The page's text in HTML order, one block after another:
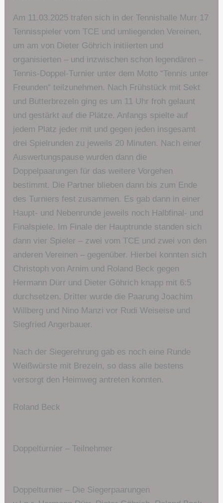
Am 11.03.2025 trafen sich in der Tennishalle Murr 17
Tennisspieler vom TCE und umliegenden Vereinen,
um am von Dieter Göhrich initiierten und
organisierten – und inzwischen schon legendären –
Tennis-Doppel-Turnier unter dem Motto “Tennis unter
Freunden“ teilzunehmen. Nach Frühstück mit Sekt
und Butterbrezeln ging es um 11 Uhr froh gelaunt
und gestärkt auf die Plätze. Anfangs spielte auf
jedem Platz jeder mit und gegen jeden insgesamt
drei Spielrunden zu jeweils 20 Minuten. Nach einer
Auswertungspause wurden dann die
Doppelpaarungen für das weitere Vorgehen
bestimmt. Die Partner blieben dann bis zum Ende
des Turniers fest zusammen. Es gab dann in einer
Haupt- und Nebenrunde jeweils noch Halbfinal- und
Finalspiele. Im Finale der Hauptrunde standen sich
dann vier Spieler – zwei vom TCE und zwei von den
anderen Vereinen – gegenüber. Hierbei konnten sich
Christoph von Arnim und Roland Beck gegen
Hermann Dürr und Dieter Göhrich knapp mit 6:5
durchsetzen. Dritter wurde die Paarung Joachim
Willberg und Nino Manzi vor Rudi Weiseise und
Siegfried Angerbauer.
Nach der Siegerehrung gab es noch eine Runde
Weißwürste mit Brezeln, so dass alle bestens
versorgt den Heimweg antreten konnten.
Roland Beck
Doppelturnier – Teilnehmer
Doppelturnier – Die Siegerpaarungen